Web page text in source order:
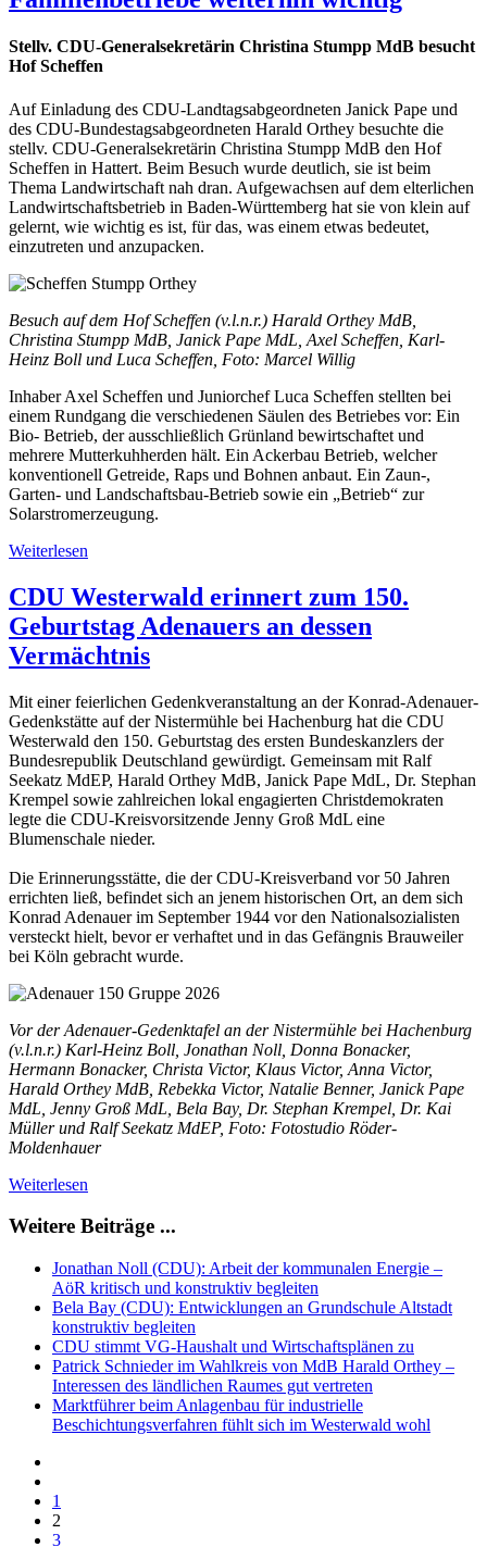
Stellv. CDU-Generalsekretärin Christina Stumpp MdB besucht
Hof Scheffen
Auf Einladung des CDU-Landtagsabgeordneten Janick Pape und
des CDU-Bundestagsabgeordneten Harald Orthey besuchte die
stellv. CDU-Generalsekretärin Christina Stumpp MdB den Hof
Scheffen in Hattert. Beim Besuch wurde deutlich, sie ist beim
Thema Landwirtschaft nah dran. Aufgewachsen auf dem elterlichen
Landwirtschaftsbetrieb in Baden-Württemberg hat sie von klein auf
gelernt, wie wichtig es ist, für das, was einem etwas bedeutet,
einzutreten und anzupacken.
Besuch auf dem Hof Scheffen (v.l.n.r.) Harald Orthey MdB,
Christina Stumpp MdB, Janick Pape MdL, Axel Scheffen, Karl-
Heinz Boll und Luca Scheffen, Foto: Marcel Willig
Inhaber Axel Scheffen und Juniorchef Luca Scheffen stellten bei
einem Rundgang die verschiedenen Säulen des Betriebes vor: Ein
Bio- Betrieb, der ausschließlich Grünland bewirtschaftet und
mehrere Mutterkuhherden hält. Ein Ackerbau Betrieb, welcher
konventionell Getreide, Raps und Bohnen anbaut. Ein Zaun-,
Garten- und Landschaftsbau-Betrieb sowie ein „Betrieb“ zur
Solarstromerzeugung.
Weiterlesen
CDU Westerwald erinnert zum 150.
Geburtstag Adenauers an dessen
Vermächtnis
Mit einer feierlichen Gedenkveranstaltung an der Konrad-Adenauer-
Gedenkstätte auf der Nistermühle bei Hachenburg hat die CDU
Westerwald den 150. Geburtstag des ersten Bundeskanzlers der
Bundesrepublik Deutschland gewürdigt. Gemeinsam mit Ralf
Seekatz MdEP, Harald Orthey MdB, Janick Pape MdL, Dr. Stephan
Krempel sowie zahlreichen lokal engagierten Christdemokraten
legte die CDU-Kreisvorsitzende Jenny Groß MdL eine
Blumenschale nieder.
Die Erinnerungsstätte, die der CDU-Kreisverband vor 50 Jahren
errichten ließ, befindet sich an jenem historischen Ort, an dem sich
Konrad Adenauer im September 1944 vor den Nationalsozialisten
versteckt hielt, bevor er verhaftet und in das Gefängnis Brauweiler
bei Köln gebracht wurde.
Vor der Adenauer-Gedenktafel an der Nistermühle bei Hachenburg
(v.l.n.r.) Karl-Heinz Boll, Jonathan Noll, Donna Bonacker,
Hermann Bonacker, Christa Victor, Klaus Victor, Anna Victor,
Harald Orthey MdB, Rebekka Victor, Natalie Benner, Janick Pape
MdL, Jenny Groß MdL, Bela Bay, Dr. Stephan Krempel, Dr. Kai
Müller und Ralf Seekatz MdEP, Foto: Fotostudio Röder-
Moldenhauer
Weiterlesen
Weitere Beiträge ...
Jonathan Noll (CDU): Arbeit der kommunalen Energie –
AöR kritisch und konstruktiv begleiten
Bela Bay (CDU): Entwicklungen an Grundschule Altstadt
konstruktiv begleiten
CDU stimmt VG-Haushalt und Wirtschaftsplänen zu
Patrick Schnieder im Wahlkreis von MdB Harald Orthey –
Interessen des ländlichen Raumes gut vertreten
Marktführer beim Anlagenbau für industrielle
Beschichtungsverfahren fühlt sich im Westerwald wohl
1
2
3